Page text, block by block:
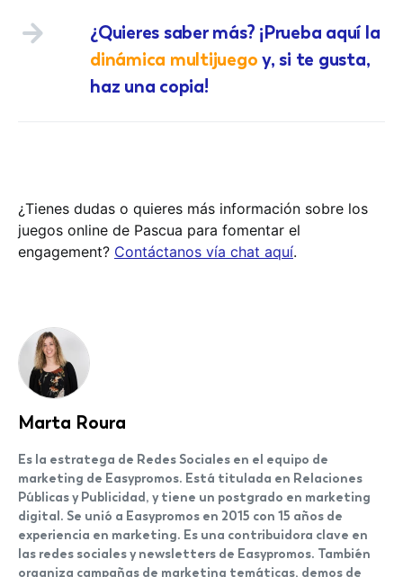
¿Quieres saber más? ¡Prueba aquí la
dinámica multijuegoy, si te gusta,
haz una copia!
¿Tienes dudas o quieres más información sobre los
juegos online de Pascua para fomentar el
engagement? Contáctanos vía chat aquí.
Marta Roura
Es la estratega de Redes Sociales en el equipo de
marketing de Easypromos. Está titulada en Relaciones
Públicas y Publicidad, y tiene un postgrado en marketing
digital. Se unió a Easypromos en 2015 con 15 años de
experiencia en marketing. Es una contribuidora clave en
las redes sociales y newsletters de Easypromos. También
organiza campañas de marketing temáticas, demos de